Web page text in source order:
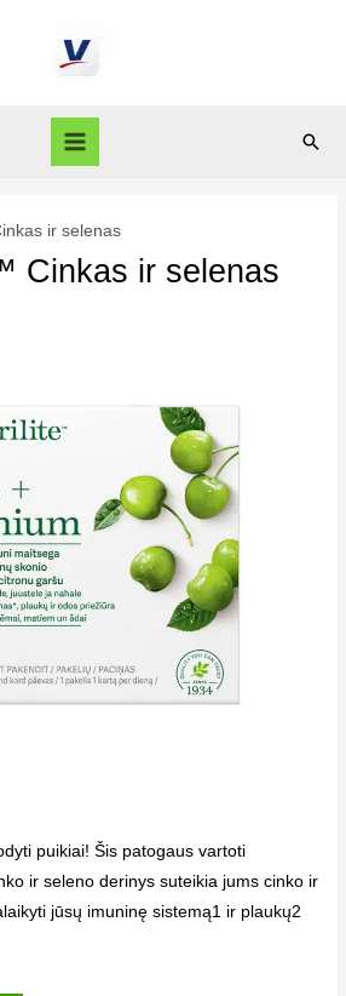
ir selenas
Cinkas ir selenas
puikiai! Šis patogaus vartoti
ir seleno derinys suteikia jums cinko ir
jūsų imuninę sistemą1 ir plaukų2